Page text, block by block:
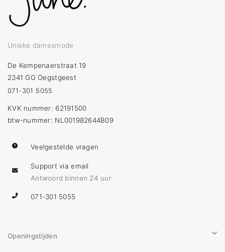
Unieke damesmode
De Kempenaerstraat 19
2341 GG Oegstgeest
071-301 5055
KVK nummer: 62191500
btw-nummer: NL001982644B09
Veelgestelde vragen
Support via email
Antwoord binnen 24 uur
071-301 5055
Openingstijden